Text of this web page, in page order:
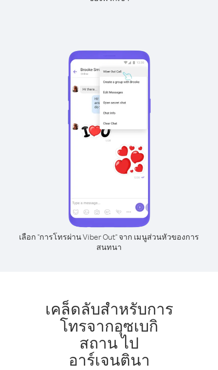
เลือก "การโทรผ่าน Viber Out" จาก เมนูส่วนหัวของการ
สนทนา
เคล็ดลับสำหรับการ
โทรจากอุซเบกิ
สถาน ไป
อาร์เจนตินา